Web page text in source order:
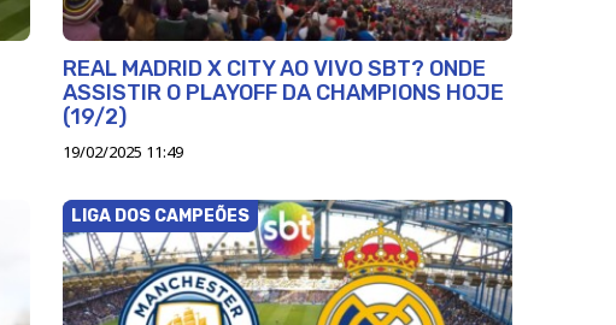
REAL MADRID X CITY AO VIVO SBT? ONDE
ASSISTIR O PLAYOFF DA CHAMPIONS HOJE
(19/2)
19/02/2025 11:49
LIGA DOS CAMPEÕES